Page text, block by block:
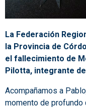
La Federación
la Provincia de
el fallecimiento de
Pilotta, integrante
Acompañamos a
momento de profundo